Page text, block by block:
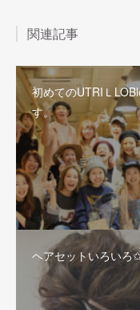
関連記事
初めてのUTRIＬ
す。
ヘアセットいろい